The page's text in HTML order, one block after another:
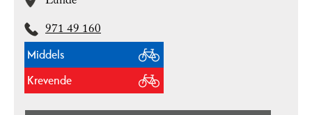
971 49 160
Middels
Krevende